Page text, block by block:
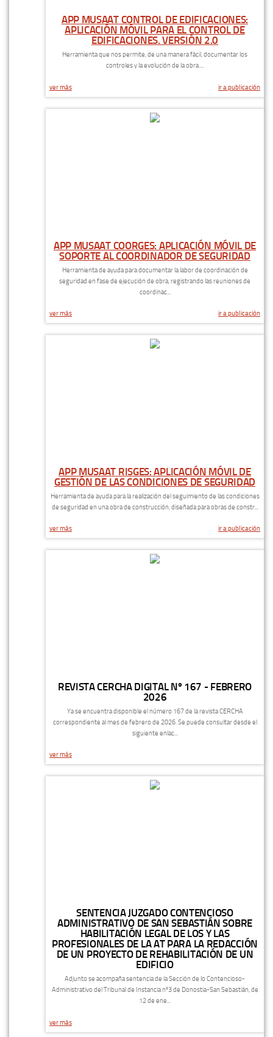
APP MUSAAT CONTROL DE EDIFICACIONES:
APLICACIÓN MÓVIL PARA EL CONTROL DE
EDIFICACIONES. VERSIÓN 2.0
Herramienta que nos permite, de una manera fácil, documentar los
controles y la evolución de la obra....
ver más ir a publicación
APP MUSAAT COORGES: APLICACIÓN MÓVIL DE
SOPORTE AL COORDINADOR DE SEGURIDAD
Herramienta de ayuda para documentar la labor de coordinación de
seguridad en fase de ejecución de obra, registrando las reuniones de
coordinac...
ver más ir a publicación
APP MUSAAT RISGES: APLICACIÓN MÓVIL DE
GESTIÓN DE LAS CONDICIONES DE SEGURIDAD
Herramienta de ayuda para la realización del seguimiento de las condiciones
de seguridad en una obra de construcción, diseñada para obras de constr...
ver más ir a publicación
REVISTA CERCHA DIGITAL Nº 167 - FEBRERO
2026
Ya se encuentra disponible el número 167 de la revista CERCHA
correspondiente al mes de febrero de 2026. Se puede consultar desde el
siguiente enlac...
ver más
SENTENCIA JUZGADO CONTENCIOSO
ADMINISTRATIVO DE SAN SEBASTIÁN SOBRE
HABILITACIÓN LEGAL DE LOS Y LAS
PROFESIONALES DE LA AT PARA LA REDACCIÓN
DE UN PROYECTO DE REHABILITACIÓN DE UN
EDIFICIO
Adjunto se acompaña sentencia de la Sección de lo Contencioso-
Administrativo del Tribunal de Instancia nº3 de Donostia-San Sebastián, de
12 de ene...
ver más